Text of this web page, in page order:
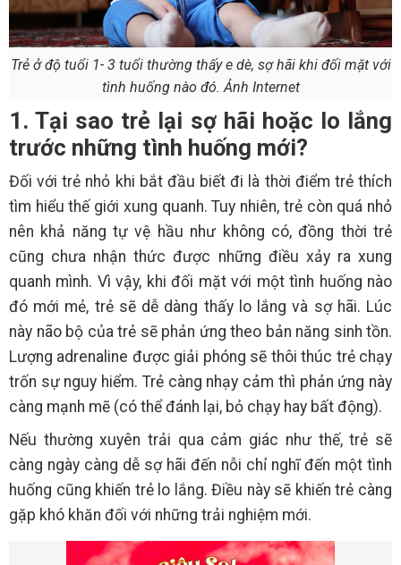
Trẻ ở độ tuổi 1- 3 tuổi thường thấy e dè, sợ hãi khi đối mặt với
tình huống nào đó. Ảnh Internet
1. Tại sao trẻ lại sợ hãi hoặc lo lắng
trước những tình huống mới?
Đối với trẻ nhỏ khi bắt đầu biết đi là thời điểm trẻ thích
tìm hiểu thế giới xung quanh. Tuy nhiên, trẻ còn quá nhỏ
nên khả năng tự vệ hầu như không có, đồng thời trẻ
cũng chưa nhận thức được những điều xảy ra xung
quanh mình. Vì vậy, khi đối mặt với một tình huống nào
đó mới mẻ, trẻ sẽ dễ dàng thấy lo lắng và sợ hãi. Lúc
này não bộ của trẻ sẽ phản ứng theo bản năng sinh tồn.
Lượng adrenaline được giải phóng sẽ thôi thúc trẻ chạy
trốn sự nguy hiểm. Trẻ càng nhạy cảm thì phản ứng này
càng mạnh mẽ (có thể đánh lại, bỏ chạy hay bất động).
Nếu thường xuyên trải qua cảm giác như thế, trẻ sẽ
càng ngày càng dễ sợ hãi đến nỗi chỉ nghĩ đến một tình
huống cũng khiến trẻ lo lắng. Điều này sẽ khiến trẻ càng
gặp khó khăn đối với những trải nghiệm mới.